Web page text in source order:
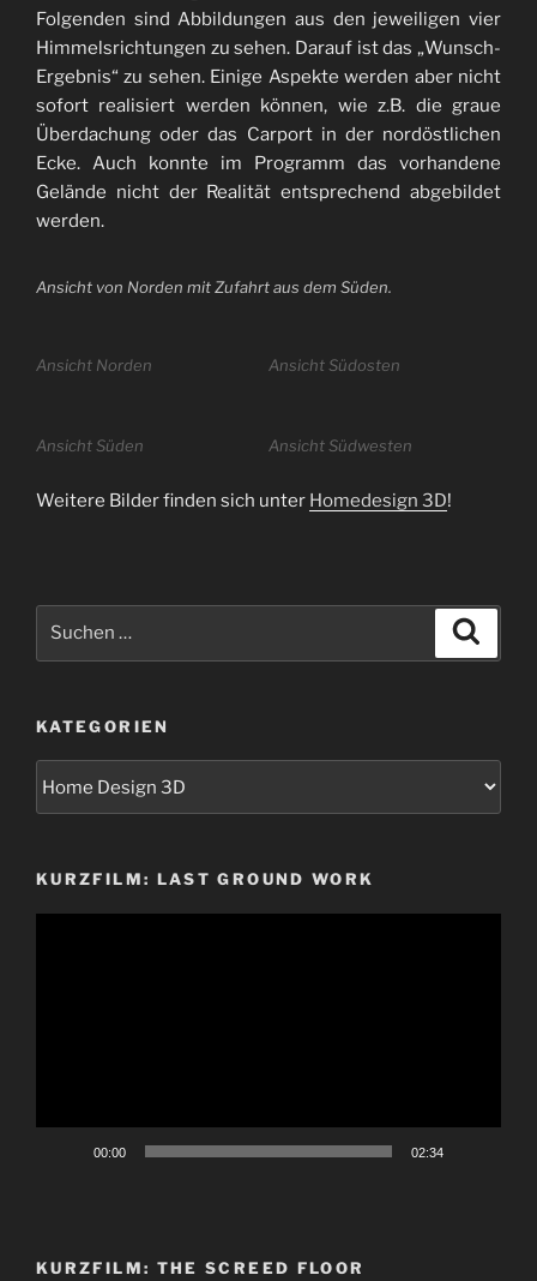
Folgenden sind Abbildungen aus den jeweiligen vier
Himmelsrichtungen zu sehen. Darauf ist das „Wunsch-
Ergebnis“ zu sehen. Einige Aspekte werden aber nicht
sofort realisiert werden können, wie z.B. die graue
Überdachung oder das Carport in der nordöstlichen
Ecke. Auch konnte im Programm das vorhandene
Gelände nicht der Realität entsprechend abgebildet
werden.
Ansicht von Norden mit Zufahrt aus dem Süden.
Ansicht Norden Ansicht Südosten
Ansicht Süden Ansicht Südwesten
Weitere Bilder finden sich unter Homedesign 3D!
KATEGORIEN
KURZFILM: LAST GROUND WORK
00:00 02:34
KURZFILM: THE SCREED FLOOR